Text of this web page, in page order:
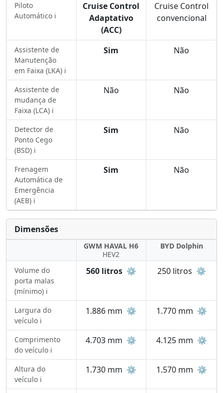
Piloto
Automático ℹ️
Cruise Control
Adaptativo
(ACC)
Cruise Control
convencional
Assistente de
Manutenção
em Faixa (LKA) ℹ️
Sim Não
Assistente de
mudança de
Faixa (LCA) ℹ️
Não Não
Detector de
Ponto Cego
(BSD) ℹ️
Sim Não
Frenagem
Automática de
Emergência
(AEB) ℹ️
Sim Não
Dimensões
GWM HAVAL H6
HEV2
BYD Dolphin
Volume do
porta malas
(mínimo) ℹ️
560 litros ⚙️ 250 litros ⚙️
Largura do
veículo ℹ️
1.886 mm ⚙️ 1.770 mm ⚙️
Comprimento
do veículo ℹ️
4.703 mm ⚙️ 4.125 mm ⚙️
Altura do
veículo ℹ️
1.730 mm ⚙️ 1.570 mm ⚙️